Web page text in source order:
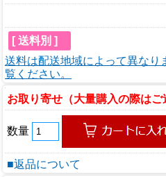
[ 送料別 ]
送料は配送地域によって異なり
覧ください。
お取り寄せ（大量購入の際はご
数量
■返品について